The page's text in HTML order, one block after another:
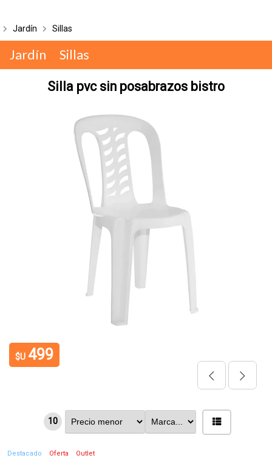
Jardín Sillas
Jardín Sillas
Silla pvc sin posabrazos bistro
10
Destacado Oferta Outlet